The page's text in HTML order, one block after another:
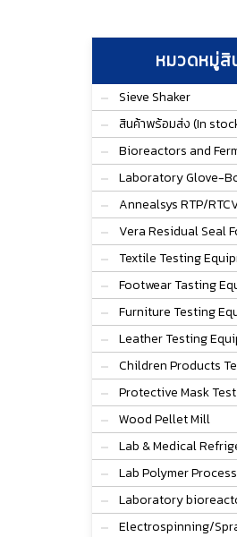
หมวดหมู่สิ
Sieve Shaker
สินค้าพร้อมส่ง (In
Bioreactors and
Laboratory Glove-
Annealsys RTP/
Vera Residual Seal
Textile Testing
Footwear Tasting
Furniture Testing
Leather Testing
Children Products
Protective Mask
Wood Pellet Mill
Lab & Medical
Lab Polymer
Laboratory
Electrospinning/